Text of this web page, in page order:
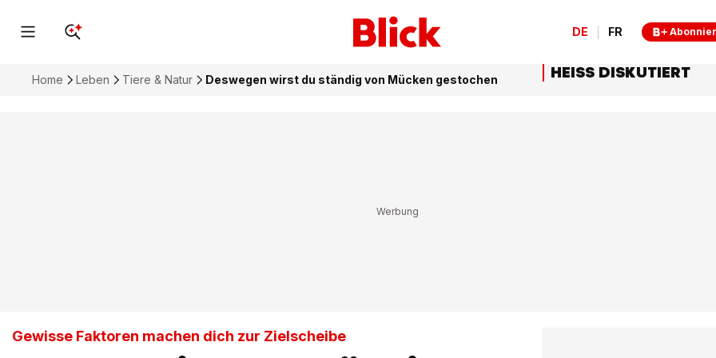
DE FR
Home Leben Tiere & Natur Deswegen wirst du ständig von Mücken gestochen
Gewisse Faktoren machen dich zur Zielscheibe
HEISS DISKUTIERT